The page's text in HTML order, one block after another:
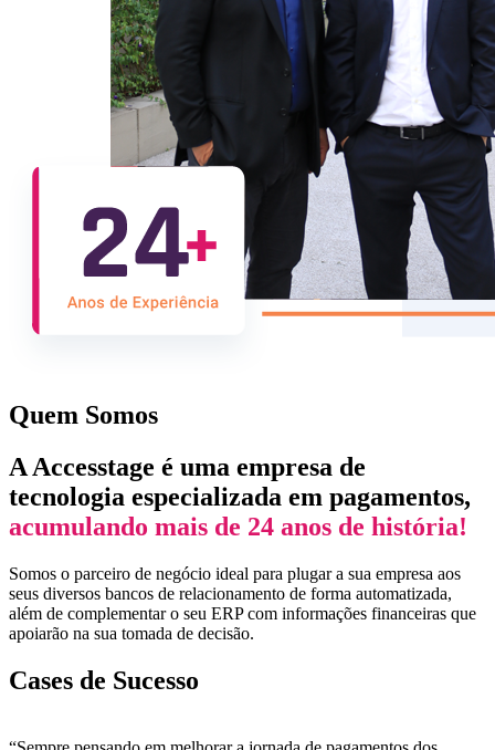
Quem Somos
A Accesstage é uma empresa de
tecnologia especializada em pagamentos,
acumulando mais de 24 anos de história!
Somos o parceiro de negócio ideal para plugar a sua empresa aos
seus diversos bancos de relacionamento de forma automatizada,
além de complementar o seu ERP com informações financeiras que
apoiarão na sua tomada de decisão.
Cases de Sucesso